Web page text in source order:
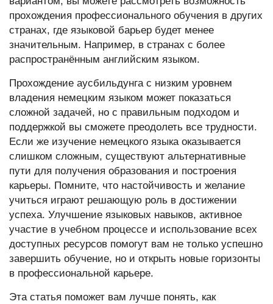
прохождения профессионального обучения в других
странах, где языковой барьер будет менее
значительным. Например, в странах с более
распространённым английским языком.
Прохождение аусбильдунга с низким уровнем
владения немецким языком может показаться
сложной задачей, но с правильным подходом и
поддержкой вы сможете преодолеть все трудности.
Если же изучение немецкого языка оказывается
слишком сложным, существуют альтернативные
пути для получения образования и построения
карьеры. Помните, что настойчивость и желание
учиться играют решающую роль в достижении
успеха. Улучшение языковых навыков, активное
участие в учебном процессе и использование всех
доступных ресурсов помогут вам не только успешно
завершить обучение, но и открыть новые горизонты
в профессиональной карьере.
Эта статья поможет вам лучше понять, как